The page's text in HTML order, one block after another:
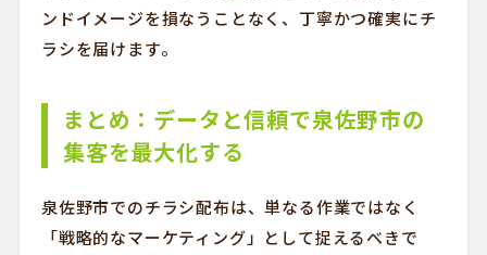
ンドイメージを損なうことなく、丁寧かつ確実にチ
ラシを届けます。
まとめ：データと信頼で泉佐野市の
集客を最大化する
泉佐野市でのチラシ配布は、単なる作業ではなく
「戦略的なマーケティング」として捉えるべきで